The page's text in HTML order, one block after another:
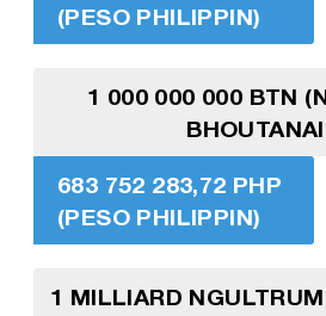
(PESO PHILIPPIN)
1 000 000 000 BTN
683 752 283,72 PHP
(PESO PHILIPPIN)
1 MILLIARD